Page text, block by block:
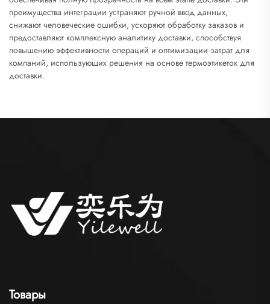
преимущества интеграции устраняют ручной ввод данных,
снижают человеческие ошибки, ускоряют обработку заказов и
предоставляют комплексную аналитику доставки, способствуя
повышению эффективности операций и оптимизации затрат для
компаний, использующих решения на основе термоэтикеток для
доставки.
Товары